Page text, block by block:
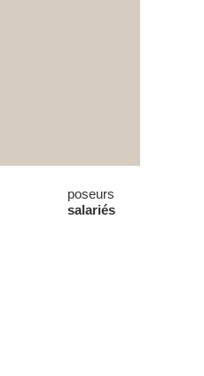
poseurs
salariés